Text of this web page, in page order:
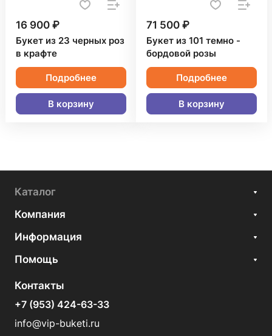
16 900 ₽
Букет из 23 черных роз
в крафте
Подробнее
В корзину
71 500 ₽
Букет из 101 темно -
бордовой розы
Подробнее
В корзину
Каталог
Компания
Информация
Помощь
Контакты
+7 (953) 424-63-33
info@vip-buketi.ru